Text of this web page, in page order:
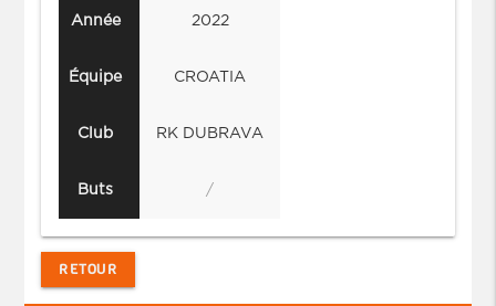
Année
Équipe
Club
Buts
2022
CROATIA
RK DUBRAVA
/
RETOUR